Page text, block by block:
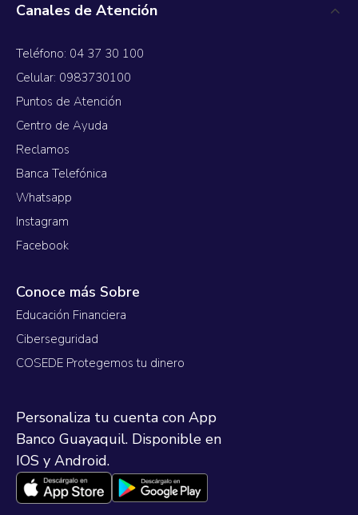
Canales de Atención
Teléfono: 04 37 30 100
Celular: 0983730100
Puntos de Atención
Centro de Ayuda
Reclamos
Banca Telefónica
Whatsapp
Instagram
Facebook
Conoce más Sobre
Educación Financiera
Ciberseguridad
COSEDE Protegemos tu dinero
Personaliza tu cuenta con App
Banco Guayaquil. Disponible en
IOS y Android.